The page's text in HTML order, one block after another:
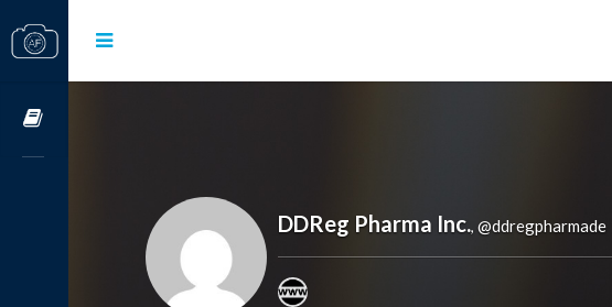
DDReg Pharma Inc., @ddregpharmade